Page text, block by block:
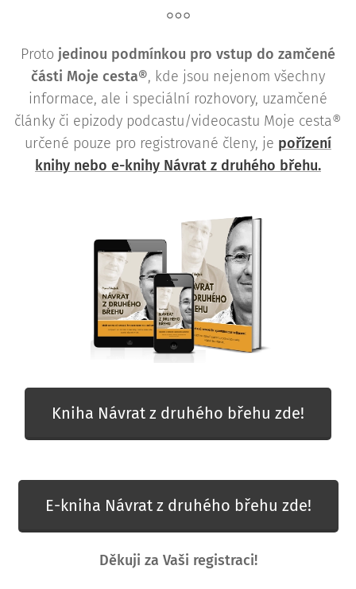
Proto jedinou podmínkou pro vstup do zamčené
části Moje cesta®, kde jsou nejenom všechny
informace, ale i speciální rozhovory, uzamčené
články či epizody podcastu/videocastu Moje cesta®
určené pouze pro registrované členy, je pořízení
knihy nebo e-knihy Návrat z druhého břehu.
Kniha Návrat z druhého břehu zde!
E-kniha Návrat z druhého břehu zde!
Děkuji za Vaši registraci!